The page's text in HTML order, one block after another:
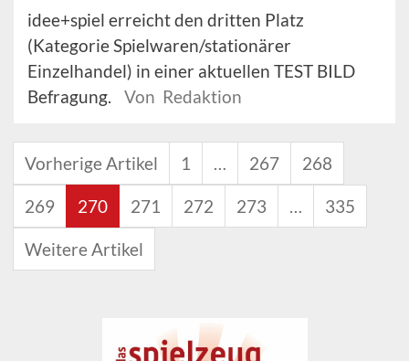
idee+spiel erreicht den dritten Platz
(Kategorie Spielwaren/stationärer
Einzelhandel) in einer aktuellen TEST BILD
Befragung.
Von Redaktion
Vorherige Artikel 1 … 267 268
269 270 271 272 273 … 335
Weitere Artikel